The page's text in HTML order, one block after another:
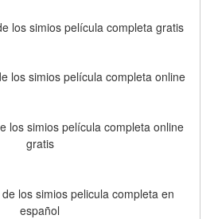
los simios película completa gratis
los simios película completa online
los simios película completa online
gratis
los simios pelicula completa en
español